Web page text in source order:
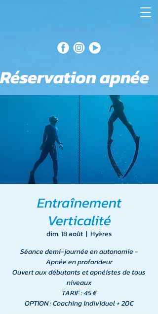
Réservation apnée
Entraînement
Verticalité
dim. 18 août
  |
Hyères
Séance demi-journée en autonomie -
Apnée en profondeur
Ouvert aux débutants et apnéistes de tous
niveaux
TARIF : 45 €
OPTION : Coaching individuel + 20€